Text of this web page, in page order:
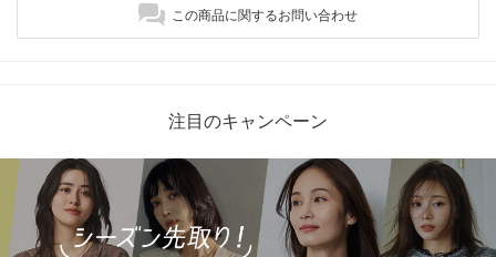
この商品に関するお問い合わせ
注目のキャンペーン